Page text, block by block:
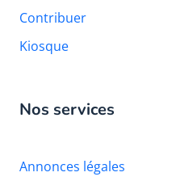
Contribuer
Kiosque
Nos services
Annonces légales